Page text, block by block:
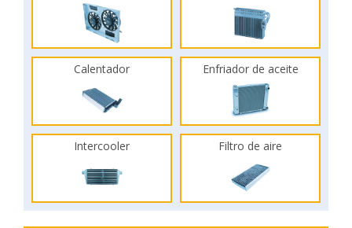
Calentador Enfriador de aceite
Intercooler Filtro de aire